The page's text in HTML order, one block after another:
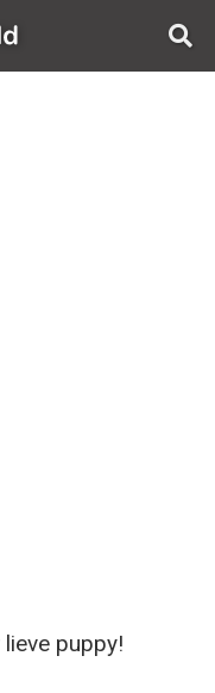
AppWereld
puppy!